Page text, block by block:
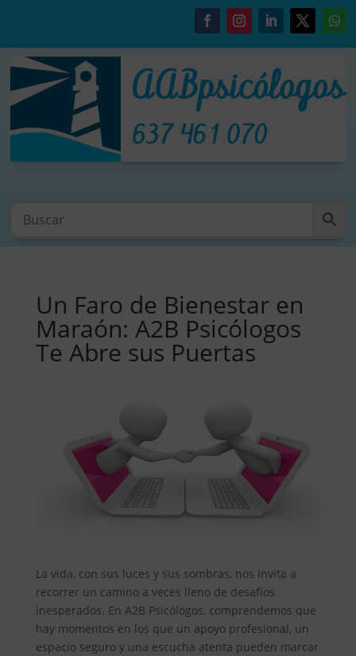
Un Faro de Bienestar en
Maraón: A2B Psicólogos
Te Abre sus Puertas
La vida, con sus luces y sus sombras, nos invita a
recorrer un camino a veces lleno de desafíos
inesperados. En A2B Psicólogos, comprendemos que
hay momentos en los que un apoyo profesional, un
espacio seguro y una escucha atenta pueden marcar